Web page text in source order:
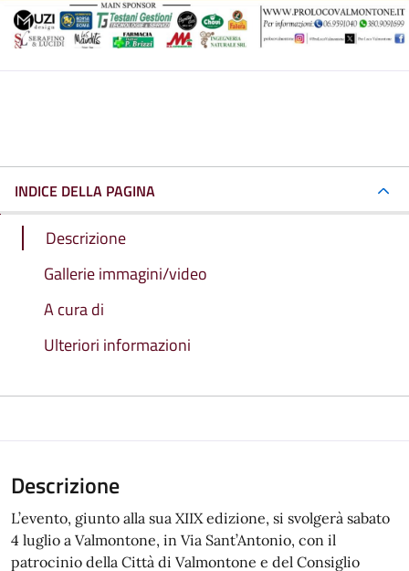
INDICE DELLA PAGINA
Descrizione
Gallerie immagini/video
A cura di
Ulteriori informazioni
Descrizione
L’evento, giunto alla sua XIIX edizione, si svolgerà sabato
4 luglio a Valmontone, in Via Sant’Antonio, con il
patrocinio della Città di Valmontone e del Consiglio